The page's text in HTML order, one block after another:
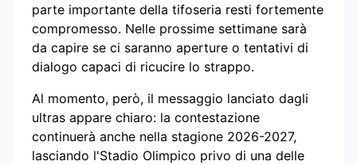
parte importante della tifoseria resti fortemente
compromesso. Nelle prossime settimane sarà
da capire se ci saranno aperture o tentativi di
dialogo capaci di ricucire lo strappo.
Al momento, però, il messaggio lanciato dagli
ultras appare chiaro: la contestazione
continuerà anche nella stagione 2026-2027,
lasciando l'Stadio Olimpico privo di una delle